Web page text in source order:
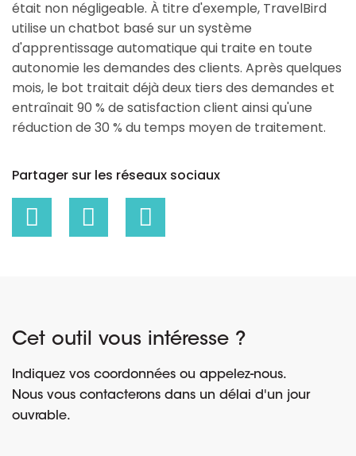
était non négligeable. À titre d'exemple, TravelBird
utilise un chatbot basé sur un système
d'apprentissage automatique qui traite en toute
autonomie les demandes des clients. Après quelques
mois, le bot traitait déjà deux tiers des demandes et
entraînait 90 % de satisfaction client ainsi qu'une
réduction de 30 % du temps moyen de traitement.
Partager sur les réseaux sociaux
Cet outil vous intéresse ?
Indiquez vos coordonnées ou appelez-nous.
Nous vous contacterons dans un délai d'un jour
ouvrable.